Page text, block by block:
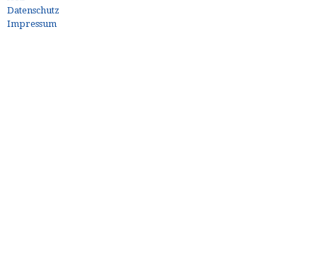
Datenschutz
Impressum